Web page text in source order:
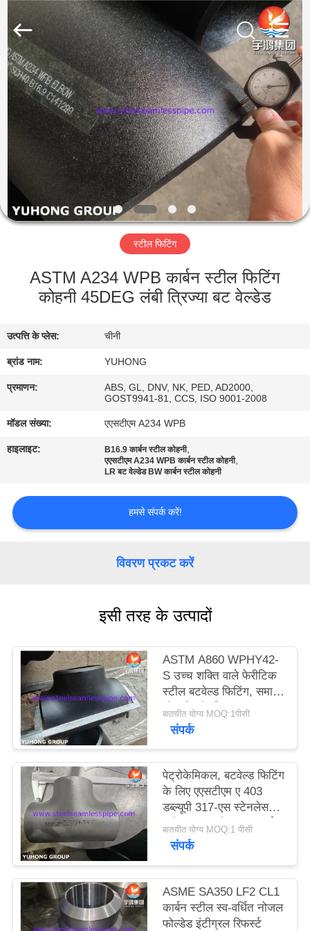
घर
उत्पादों
हमारे
बारे
में
भ्रमण
नियंत्रण
संपर्क
करें
एक
का
अनुरोध
साइटमैप
PRIVACY
POLICY
Yuhong
Group
Co.,Ltd.
Rights
Reserved.
स्टील फिटिंग
ASTM A234 WPB कार्बन स्टील फिटिंग
कोहनी 45DEG लंबी त्रिज्या बट वेल्डेड
उत्पत्ति के प्लेस: चीनी
ब्रांड नाम: YUHONG
प्रमाणन:
ABS, GL, DNV, NK, PED, AD2000,
GOST9941-81, CCS, ISO 9001-2008
मॉडल संख्या: एएसटीएम A234 WPB
हाइलाइट: B16.9 कार्बन स्टील कोहनी,
एएसटीएम A234 WPB कार्बन स्टील कोहनी,
LR बट वेल्डेड BW कार्बन स्टील कोहनी
हमसे संपर्क करें!
विवरण प्रकट करें
इसी तरह के उत्पादों
ASTM A860 WPHY42-
S उच्च शक्ति वाले फेरीटिक
स्टील बटवेल्ड फिटिंग, समान
टी, कोहनी, रिड्यूसर,
ASME B16.9
बातचीत योग्य MOQ:1पीसी
संपर्क
पेट्रोकेमिकल, बटवेल्ड फिटिंग
के लिए एएसटीएम ए 403
डब्ल्यूपी 317-एस स्टेनलेस
स्टील समान टी एएनएसआई
बी 169
बातचीत योग्य MOQ:1 पीसी
संपर्क
ASME SA350 LF2 CL1
कार्बन स्टील स्व-वर्धित नोजल
फोल्डेड इंटीग्रल रिफर्स्ट